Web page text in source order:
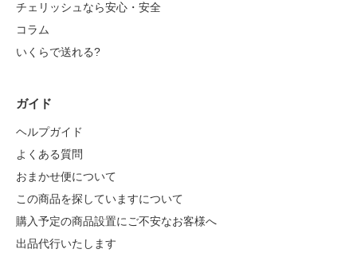
チェリッシュなら安心・安全
コラム
いくらで送れる?
ガイド
ヘルプガイド
よくある質問
おまかせ便について
この商品を探していますについて
購入予定の商品設置にご不安なお客様へ
出品代行いたします